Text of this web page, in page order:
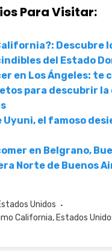
Para Visitar:
Descubre
del Estado
en Los Ángeles: te
para descubrir la
Uyuni, el famoso
en Belgrano,
Norte de Buenos
Unidos
California, Estados